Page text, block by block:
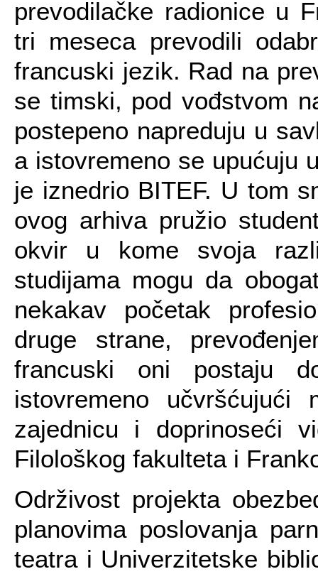
prevodilačke radionice u
tri meseca prevodili
francuski jezik. Rad na
se timski, pod vođstvom
postepeno napreduju u
a istovremeno se upućuju
je iznedrio BITEF. U tom
ovog arhiva pružio
okvir u kome svoja
studijama mogu da
nekakav početak
druge strane,
francuski oni postaju
istovremeno učvršćujući
zajednicu i doprinoseći
Filološkog fakulteta i
Održivost projekta
planovima poslovanja
teatra i Univerzitetske